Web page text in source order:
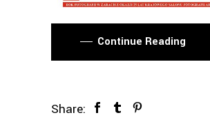
Continue Reading
Share: